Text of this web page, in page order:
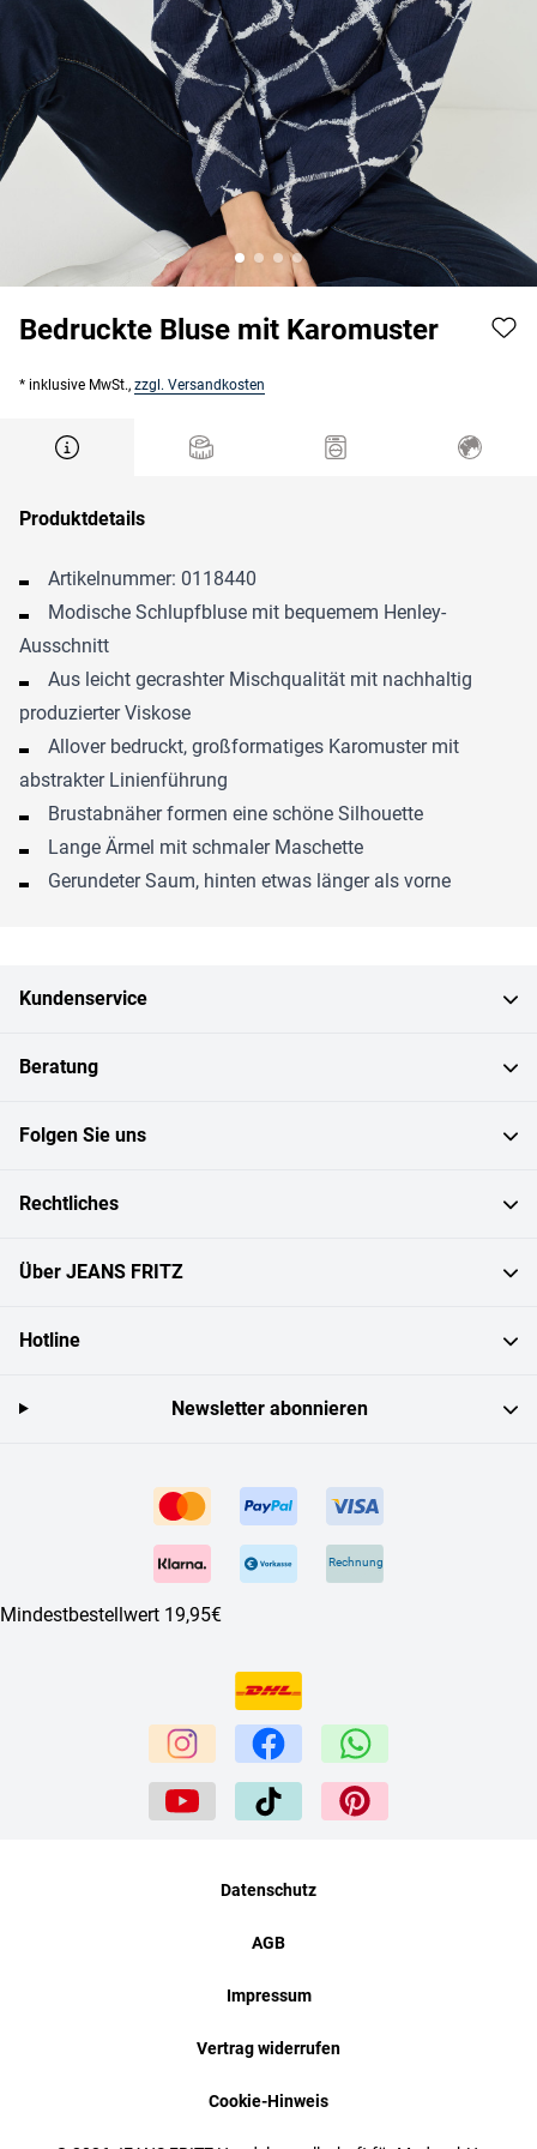
Bedruckte Bluse mit Karomuster
* inklusive MwSt., zzgl. Versandkosten
Produktdetails
Artikelnummer: 0118440
Modische Schlupfbluse mit bequemem Henley-
Ausschnitt
Aus leicht gecrashter Mischqualität mit nachhaltig
produzierter Viskose
Allover bedruckt, großformatiges Karomuster mit
abstrakter Linienführung
Brustabnäher formen eine schöne Silhouette
Lange Ärmel mit schmaler Maschette
Gerundeter Saum, hinten etwas länger als vorne
Kundenservice
Beratung
Folgen Sie uns
Rechtliches
Über JEANS FRITZ
Hotline
Rechnung
Mindestbestellwert 19,95€
Newsletter abonnieren
Datenschutz
AGB
Impressum
Vertrag widerrufen
Cookie-Hinweis